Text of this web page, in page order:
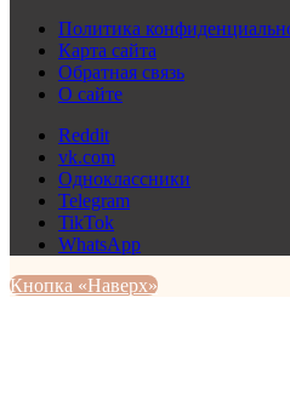
Политика
Карта сайта
Обратная связь
О сайте
Reddit
vk.com
Одноклассники
Telegram
TikTok
WhatsApp
Кнопка «Наверх»